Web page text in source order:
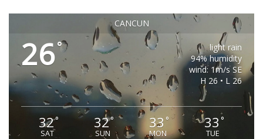
CANCUN
26°
light rain
94% humidity
wind: 1m/s SE
H 26 • L 26
32°
SAT
32°
SUN
33 °
MON
33 °
TUE